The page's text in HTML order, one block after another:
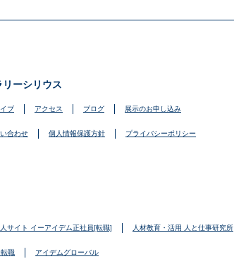
ーシリウス
ブ アクセス ブログ 展示のお申し込み
合わせ 個人情報保護方針 プライバシーポリシー
サイト イーアイデム正社員[転職] 人材教育・活用 人と仕事研究所
職 アイデムグローバル